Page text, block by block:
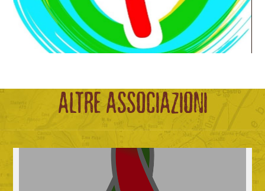
ALTRE ASSOCIAZIONI